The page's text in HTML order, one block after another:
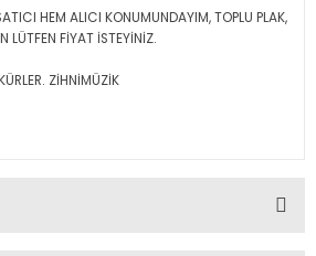
HEM ALICI KONUMUNDAYIM, TOPLU PLAK,
LÜTFEN FİYAT İSTEYİNİZ.
ZİHNİMÜZİK